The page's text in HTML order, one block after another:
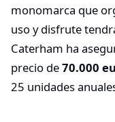
monomarca que
uso y disfrute
Caterham ha
precio de70.000
25 unidades